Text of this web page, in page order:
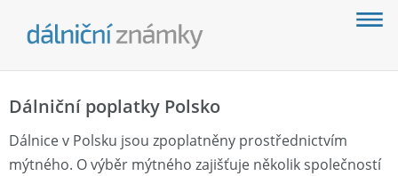
Dálniční poplatky Polsko
Dálnice v Polsku jsou zpoplatněny prostřednictvím
mýtného. O výběr mýtného zajišťuje několik společností